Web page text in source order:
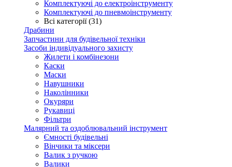
Комплектуючі до електроінструменту
Комплектуючі до пневмоінструменту
Всі категорії (31)
Драбини
Запчастини для будівельної техніки
Засоби індивідуального захисту
Жилети і комбінезони
Каски
Маски
Навушники
Наколінники
Окуряри
Рукавиці
Фільтри
Малярний та оздоблювальний інструмент
Ємності будівельні
Вінчики та міксери
Валик з ручкою
Валики